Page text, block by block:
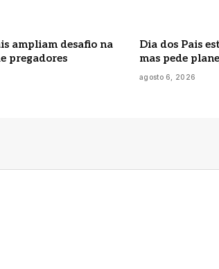
ampliam desafio na
pregadores
Dia dos Pais
mas pede
agosto 6, 2026